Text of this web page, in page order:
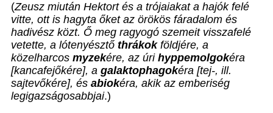
(Zeusz miután Hektort és a trójaiakat a hajók felé
vitte, ott is hagyta őket az örökös fáradalom és
hadivész közt. Ő meg ragyogó szemeit visszafelé
vetette, a lótenyésztő thrákokföldjére, a
közelharcos myzekére, az úri hyppemolgokéra
[kancafejőkére], a galaktophagokéra [tej-, ill.
sajtevőkére], és abiokéra, akik az emberiség
legigazságosabbjai.)